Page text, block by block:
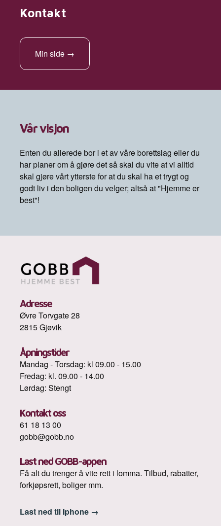
Kontakt
Min side →
Vår visjon
Enten du allerede bor i et av våre borettslag eller du
har planer om å gjøre det så skal du vite at vi alltid
skal gjøre vårt ytterste for at du skal ha et trygt og
godt liv i den boligen du velger; altså at "Hjemme er
best"!
Adresse
Øvre Torvgate 28
2815 Gjøvik
Åpningstider
Mandag - Torsdag: kl 09.00 - 15.00
Fredag: kl. 09.00 - 14.00
Lørdag: Stengt
Kontakt oss
61 18 13 00
gobb@gobb.no
Last ned GOBB-appen
Få alt du trenger å vite rett i lomma. Tilbud, rabatter,
forkjøpsrett, boliger mm.
Last ned til Iphone →